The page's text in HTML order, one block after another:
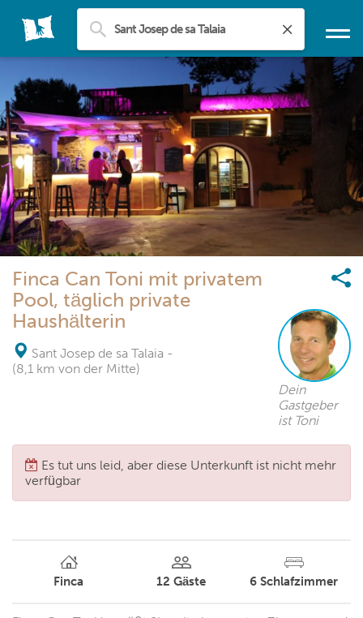
Finca Can Toni mit privatem
Pool, täglich private
Haushälterin
Sant Josep de sa Talaia -
(8,1 km von der Mitte)
Dein
Gastgeber
ist Toni
Es tut uns leid, aber diese Unterkunft ist nicht mehr
verfügbar
Finca 12 Gäste 6 Schlafzimmer